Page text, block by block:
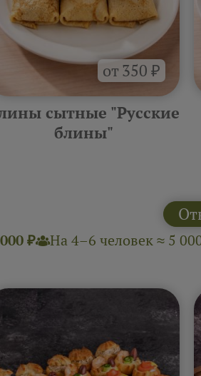
от 350 ₽
сытные "Русские
блины"
₽
На 4–6 человек ≈ 5